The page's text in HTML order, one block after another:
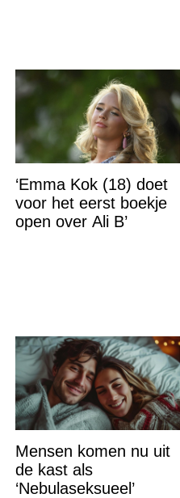
‘Emma Kok (18) doet
voor het eerst boekje
open over Ali B’
Mensen komen nu uit
de kast als
‘Nebulaseksueel’